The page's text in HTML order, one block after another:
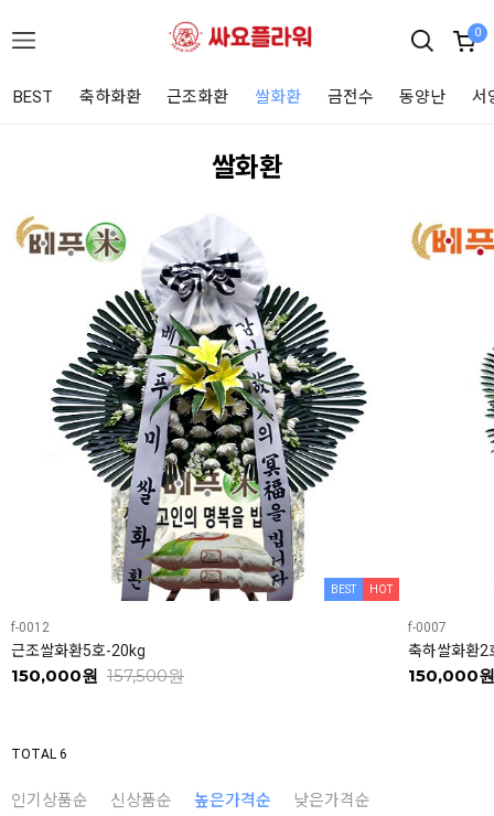
0
BEST 축하화환 근조화환 쌀화환 금전수 동양난 서
쌀화환
BEST HOT
f-0012
근조쌀화환5호-20kg
150,000원 157,500원
f-0007
축하쌀화환
150,000원
TOTAL 6
인기상품순 신상품순 높은가격순 낮은가격순